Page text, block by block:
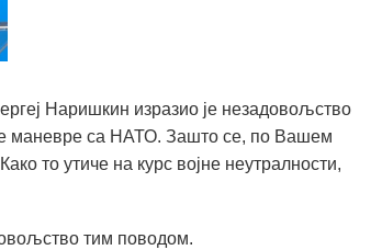
Наришкин изразио је незадовољство
маневре са НАТО. Зашто се, по Вашем
то утиче на курс војне неутралности,
тим поводом.